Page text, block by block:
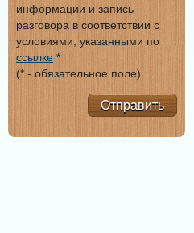
информации и запись
разговора в соответствии с
условиями, указанными по
ссылке *
(* - обязательное поле)
Отправить